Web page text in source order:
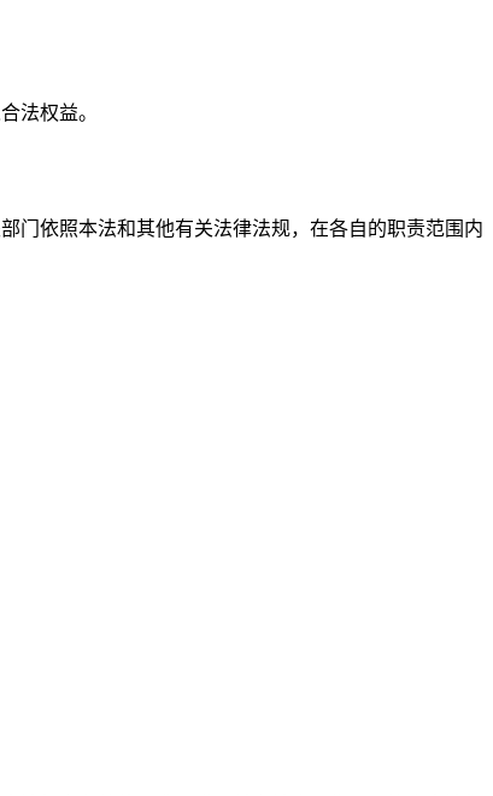
法权益。
门依照本法和其他有关法律法规，在各自的职责范围内